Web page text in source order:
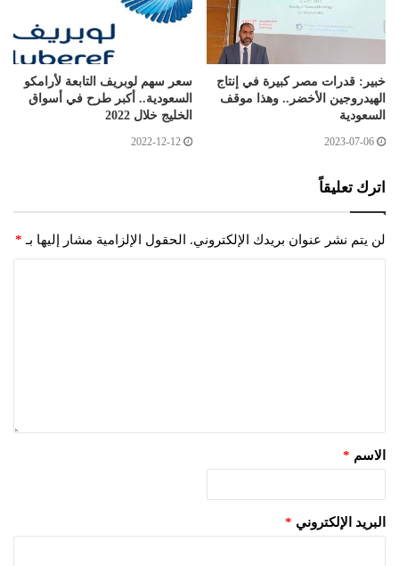
خبير: قدرات مصر كبيرة في إنتاج
الهيدروجين الأخضر.. وهذا موقف
السعودية
2023-07-06
سعر سهم لوبريف التابعة لأرامكو
السعودية.. أكبر طرح في أسواق
الخليج خلال 2022
2022-12-12
اترك تعليقاً
لن يتم نشر عنوان بريدك الإلكتروني. الحقول الإلزامية مشار إليها بـ *
الاسم *
البريد الإلكتروني *